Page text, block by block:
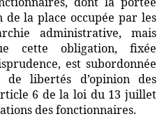
la place occupée par les
administrative, mais
cette obligation, fixée
est subordonnée
libertés d’opinion des
6 de la loi du 13 juillet
des fonctionnaires.